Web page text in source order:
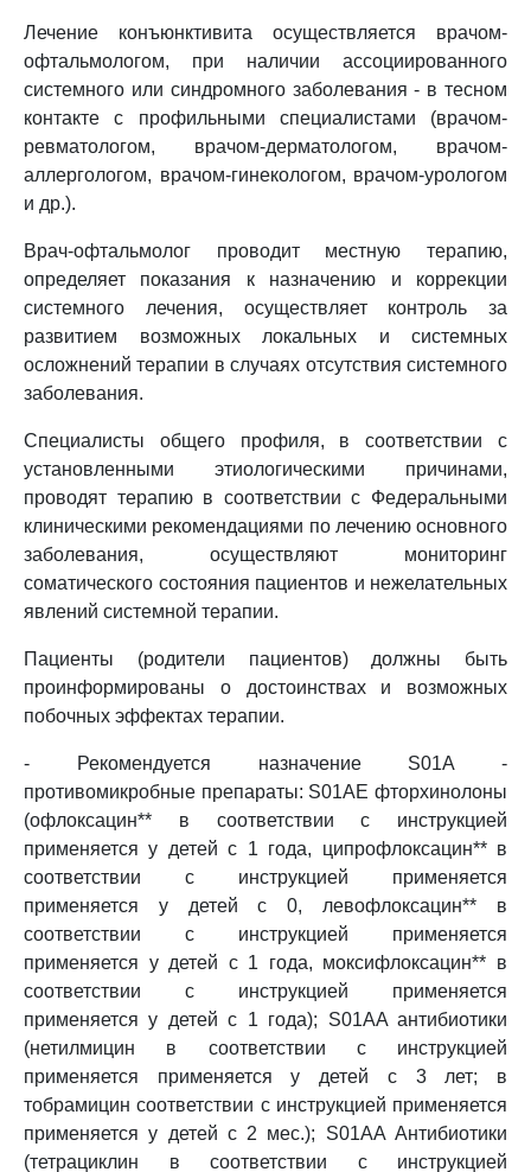
Лечение конъюнктивита осуществляется врачом-
офтальмологом, при наличии ассоциированного
системного или синдромного заболевания - в тесном
контакте с профильными специалистами (врачом-
ревматологом, врачом-дерматологом, врачом-
аллергологом, врачом-гинекологом, врачом-урологом
и др.).
Врач-офтальмолог проводит местную терапию,
определяет показания к назначению и коррекции
системного лечения, осуществляет контроль за
развитием возможных локальных и системных
осложнений терапии в случаях отсутствия системного
заболевания.
Специалисты общего профиля, в соответствии с
установленными этиологическими причинами,
проводят терапию в соответствии с Федеральными
клиническими рекомендациями по лечению основного
заболевания, осуществляют мониторинг
соматического состояния пациентов и нежелательных
явлений системной терапии.
Пациенты (родители пациентов) должны быть
проинформированы о достоинствах и возможных
побочных эффектах терапии.
- Рекомендуется назначение S01A -
противомикробные препараты: S01AE фторхинолоны
(офлоксацин** в соответствии с инструкцией
применяется у детей с 1 года, ципрофлоксацин** в
соответствии с инструкцией применяется
применяется у детей с 0, левофлоксацин** в
соответствии с инструкцией применяется
применяется у детей с 1 года, моксифлоксацин** в
соответствии с инструкцией применяется
применяется у детей с 1 года); S01AA антибиотики
(нетилмицин в соответствии с инструкцией
применяется применяется у детей с 3 лет; в
тобрамицин соответствии с инструкцией применяется
применяется у детей с 2 мес.); S01AA Антибиотики
(тетрациклин в соответствии с инструкцией